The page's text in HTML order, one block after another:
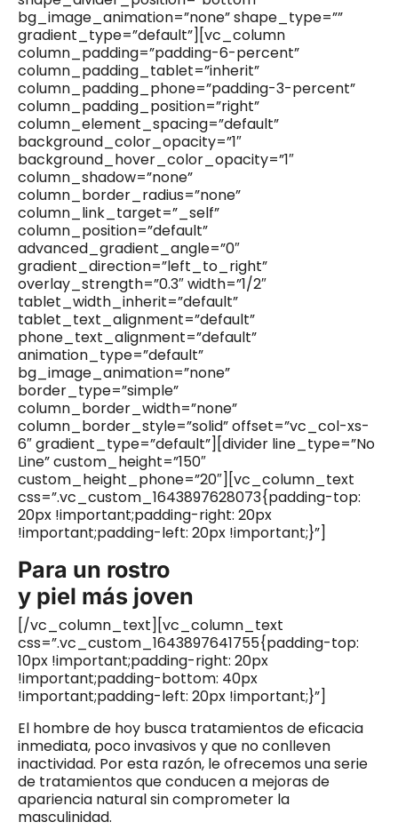
bg_image_animation=”none” shape_type=””
gradient_type=”default”][vc_column
column_padding=”padding-6-percent”
column_padding_tablet=”inherit”
column_padding_phone=”padding-3-percent”
column_padding_position=”right”
column_element_spacing=”default”
background_color_opacity=”1″
background_hover_color_opacity=”1″
column_shadow=”none”
column_border_radius=”none”
column_link_target=”_self”
column_position=”default”
advanced_gradient_angle=”0″
gradient_direction=”left_to_right”
overlay_strength=”0.3″ width=”1/2″
tablet_width_inherit=”default”
tablet_text_alignment=”default”
phone_text_alignment=”default”
animation_type=”default”
bg_image_animation=”none”
border_type=”simple”
column_border_width=”none”
column_border_style=”solid” offset=”vc_col-xs-
6″ gradient_type=”default”][divider line_type=”No
Line” custom_height=”150″
custom_height_phone=”20″][vc_column_text
css=”.vc_custom_1643897628073{padding-top:
20px !important;padding-right: 20px
!important;padding-left: 20px !important;}”]
Para un rostro
y piel más joven
[/vc_column_text][vc_column_text
css=”.vc_custom_1643897641755{padding-top:
10px !important;padding-right: 20px
!important;padding-bottom: 40px
!important;padding-left: 20px !important;}”]
El hombre de hoy busca tratamientos de eficacia
inmediata, poco invasivos y que no conlleven
inactividad. Por esta razón, le ofrecemos una serie
de tratamientos que conducen a mejoras de
apariencia natural sin comprometer la
masculinidad.